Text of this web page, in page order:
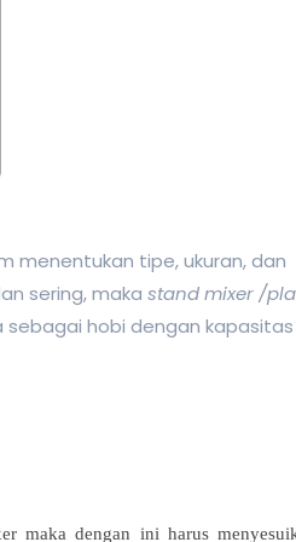
menentukan tipe, ukuran, dan
sering, makastand mixer /
sebagai hobi dengan
maka dengan ini harus